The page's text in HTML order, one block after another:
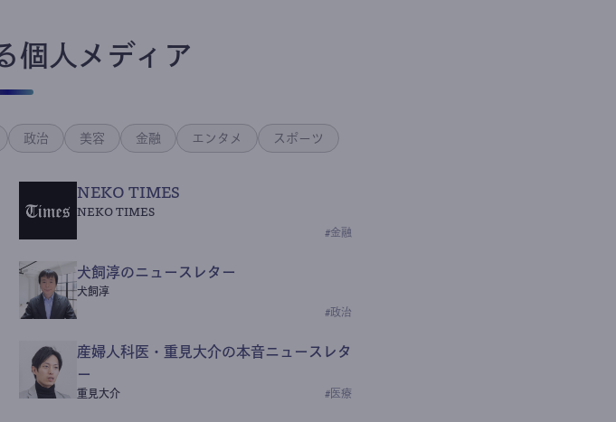
個人メディア
政治 美容 金融 エンタメ スポーツ
NEKO TIMES
NEKO TIMES
#金融
犬飼淳のニュースレター
犬飼淳
#政治
産婦人科医・重見大介の本音ニュースレタ
ー
重見大介 # 医療